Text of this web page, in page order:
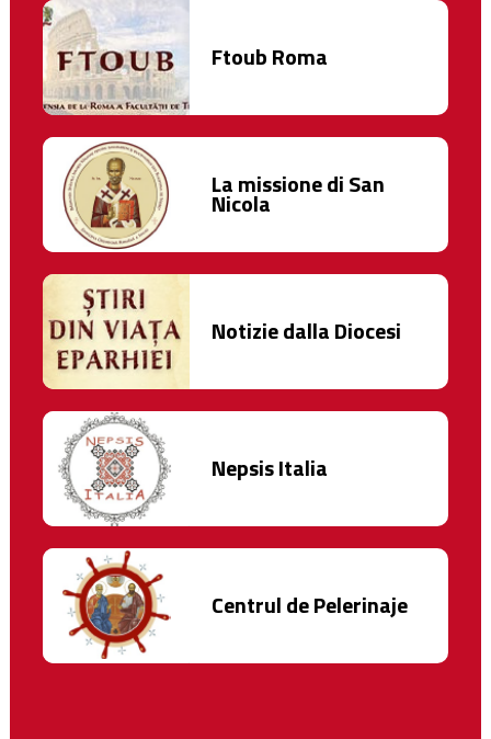
Ftoub Roma
La missione di San
Nicola
Notizie dalla Diocesi
Nepsis Italia
Centrul de Pelerinaje